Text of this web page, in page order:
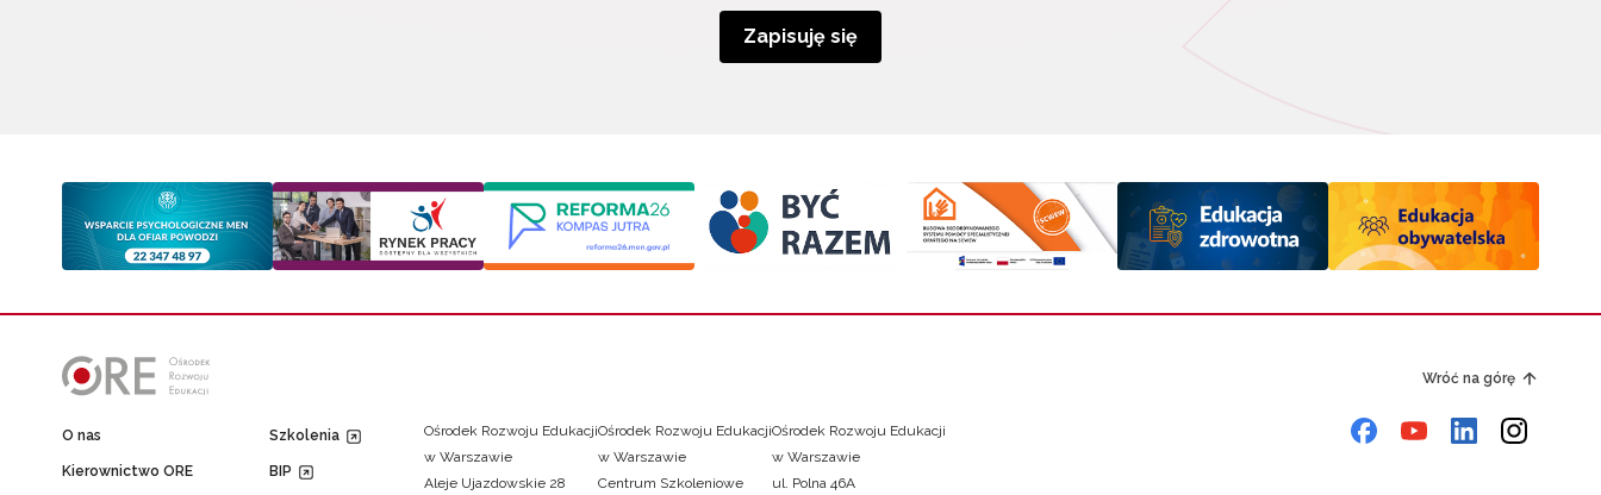
Zapisuję się
Wróć na górę
O nas
Kierownictwo ORE
Szkolenia
BIP
Ośrodek Rozwoju Edukacji
w Warszawie
Aleje Ujazdowskie 28
Ośrodek Rozwoju Edukacji
w Warszawie
Centrum Szkoleniowe
Ośrodek Rozwoju Edukacji
w Warszawie
ul. Polna 46A